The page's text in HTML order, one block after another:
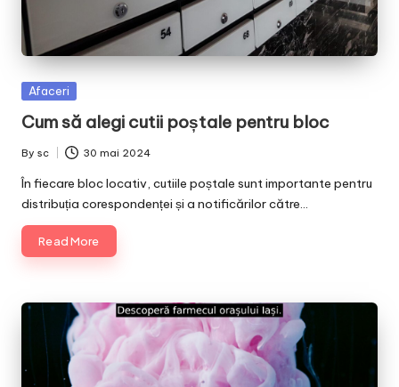
Posted
Afaceri
Cum să alegi cutii poștale pentru bloc
Posted
by
By sc 30 mai 2024
În fiecare bloc locativ, cutiile poștale sunt importante pentru
distribuția corespondenței și a notificărilor către…
Read More